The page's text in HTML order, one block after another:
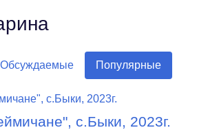
Обсуждаемые Популярные
с.Быки, 2023г.